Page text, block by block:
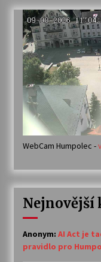
WebCam Humpolec -
Nejnovější
Anonym: AI Act je
pravidlo pro